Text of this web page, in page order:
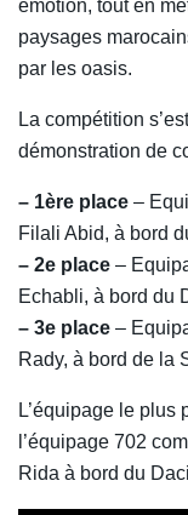
émotion, tout en
paysages
par les oasis.
La compétition
démonstration de
– 1ère place –
Filali Abid, à bord
– 2e place –
Echabli, à bord du
– 3e place –
Rady, à bord de la
L’équipage le plus
l’équipage 702
Rida à bord du